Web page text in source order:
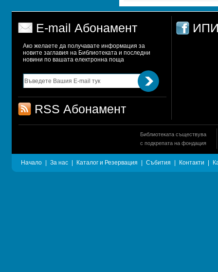
E-mail Абонамент
Ако желаете да получавате информация за
новите заглавия на Библиотеката и последни
новини по вашата електронна поща
RSS Абонамент
ИПИ
Библиотеката съществува
с подкрепата на фондация
Начало За нас Каталог и Резервация Събития Контакти